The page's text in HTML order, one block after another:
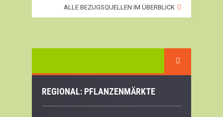
ALLE BEZUGSQUELLEN IM ÜBERBLICK
REGIONAL: PFLANZENMÄRKTE